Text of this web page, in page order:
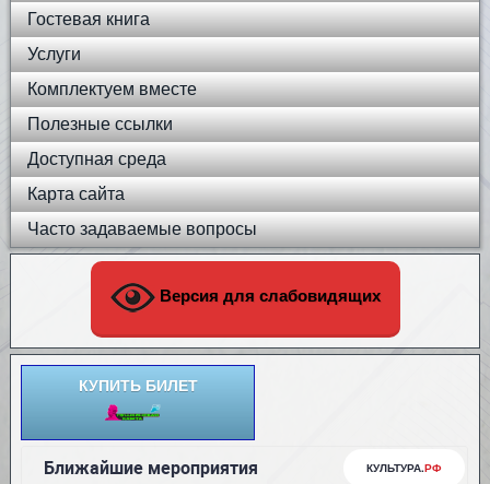
Гостевая книга
Услуги
Комплектуем вместе
Полезные ссылки
Доступная среда
Карта сайта
Часто задаваемые вопросы
Версия для слабовидящих
КУПИТЬ БИЛЕТ